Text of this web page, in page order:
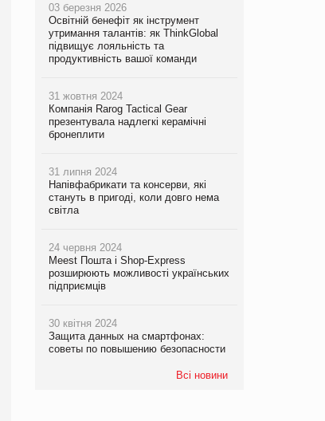
03 березня 2026
Освітній бенефіт як інструмент
утримання талантів: як ThinkGlobal
підвищує лояльність та
продуктивність вашої команди
31 жовтня 2024
Компанія Rarog Tactical Gear
презентувала надлегкі керамічні
бронеплити
31 липня 2024
Напівфабрикати та консерви, які
стануть в пригоді, коли довго нема
світла
24 червня 2024
Meest Пошта і Shop-Express
розширюють можливості українських
підприємців
30 квітня 2024
Защита данных на смартфонах:
советы по повышению безопасности
Всі новини